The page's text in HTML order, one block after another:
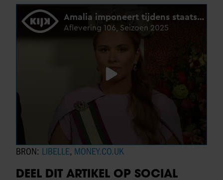
BRON: LIBELLE, MONEY.CO.UK
DEEL DIT ARTIKEL OP SOCIAL